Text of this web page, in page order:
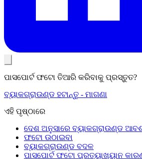
ପାସପୋର୍ଟ ଫଟୋ ତିଆରି କରିବାକୁ ପ୍ରସ୍ତୁତ?
ବ୍ୟାକଗ୍ରାଉଣ୍ଡ ହଟାନ୍ତୁ - ମାଗଣା
ଏହି ପୃଷ୍ଠାରେ
ଦେଶ ଅନୁସାରେ ବ୍ୟାକଗ୍ରାଉଣ୍ଡ
ଫଟୋ ଉଠାଇବା
ବ୍ୟାକଗ୍ରାଉଣ୍ଡ ବଦଳ
ପାସପୋର୍ଟ ଫଟୋ ପ୍ରତ୍ୟାଖ୍ୟାନ